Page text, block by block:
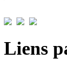
Liens